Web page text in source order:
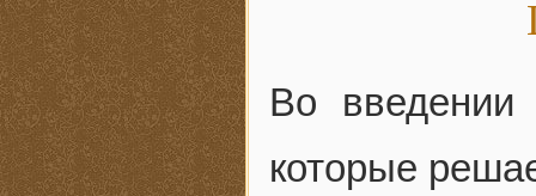
Во введении
которые